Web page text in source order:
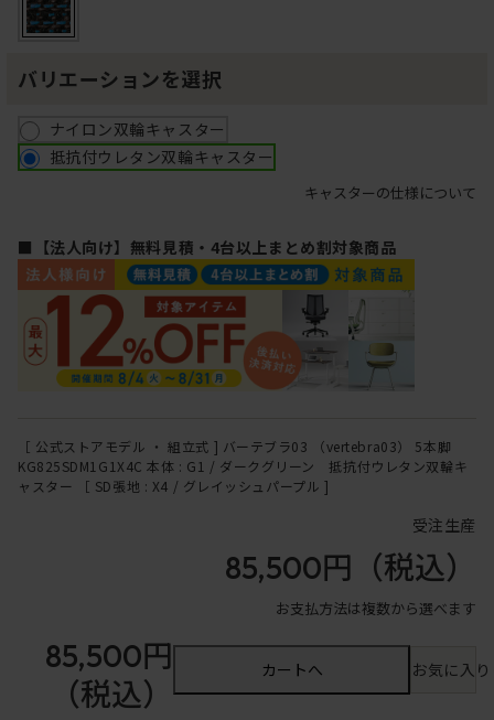
バリエーションを選択
ナイロン双輪キャスター
抵抗付ウレタン双輪キャスター
キャスターの仕様について
■【法人向け】無料見積・4台以上まとめ割対象商品
［ 公式ストアモデル ・ 組立式 ] バーテブラ03 （vertebra03） 5本脚
KG825SDM1G1X4C 本体 : G1 / ダークグリーン 抵抗付ウレタン双輪キ
ャスター ［ SD張地 : X4 / グレイッシュパープル ]
受注生産
85,500円 （税込）
お支払方法は複数から選べます
85,500円
（税込）
カートへ お気に入